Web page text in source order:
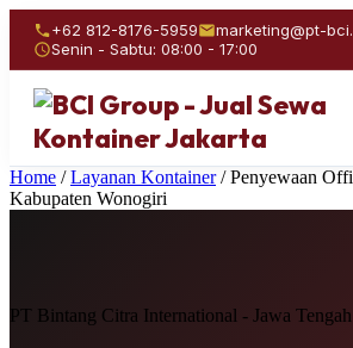
+62 812-8176-5959
marketing@pt-
Senin - Sabtu: 08:00 - 17:00
Home / Layanan Kontainer / Penyewaan
Kabupaten Wonogiri
PT Bintang Citra International - Jawa Tengah